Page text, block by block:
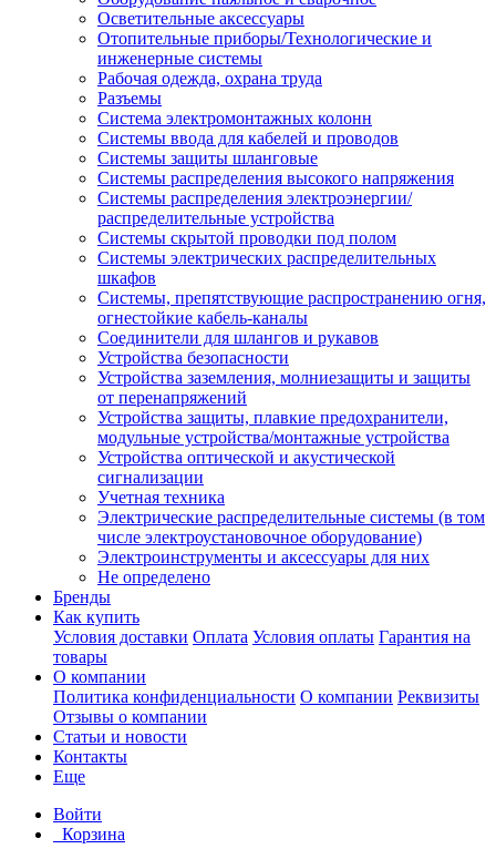
Осветительные аксессуары
Отопительные приборы/Технологические и
инженерные системы
Рабочая одежда, охрана труда
Разъемы
Система электромонтажных колонн
Системы ввода для кабелей и проводов
Системы защиты шланговые
Системы распределения высокого напряжения
Системы распределения электроэнергии/
распределительные устройства
Системы скрытой проводки под полом
Системы электрических распределительных
шкафов
Системы, препятствующие распространению огня,
огнестойкие кабель-каналы
Соединители для шлангов и рукавов
Устройства безопасности
Устройства заземления, молниезащиты и защиты
от перенапряжений
Устройства защиты, плавкие предохранители,
модульные устройства/монтажные устройства
Устройства оптической и акустической
сигнализации
Учетная техника
Электрические распределительные системы (в том
числе электроустановочное оборудование)
Электроинструменты и аксессуары для них
Не определено
Бренды
Как купить
Условия доставки Оплата Условия оплаты Гарантия на
товары
О компании
Политика конфиденциальности О компании Реквизиты
Отзывы о компании
Статьи и новости
Контакты
Еще
Войти
Корзина